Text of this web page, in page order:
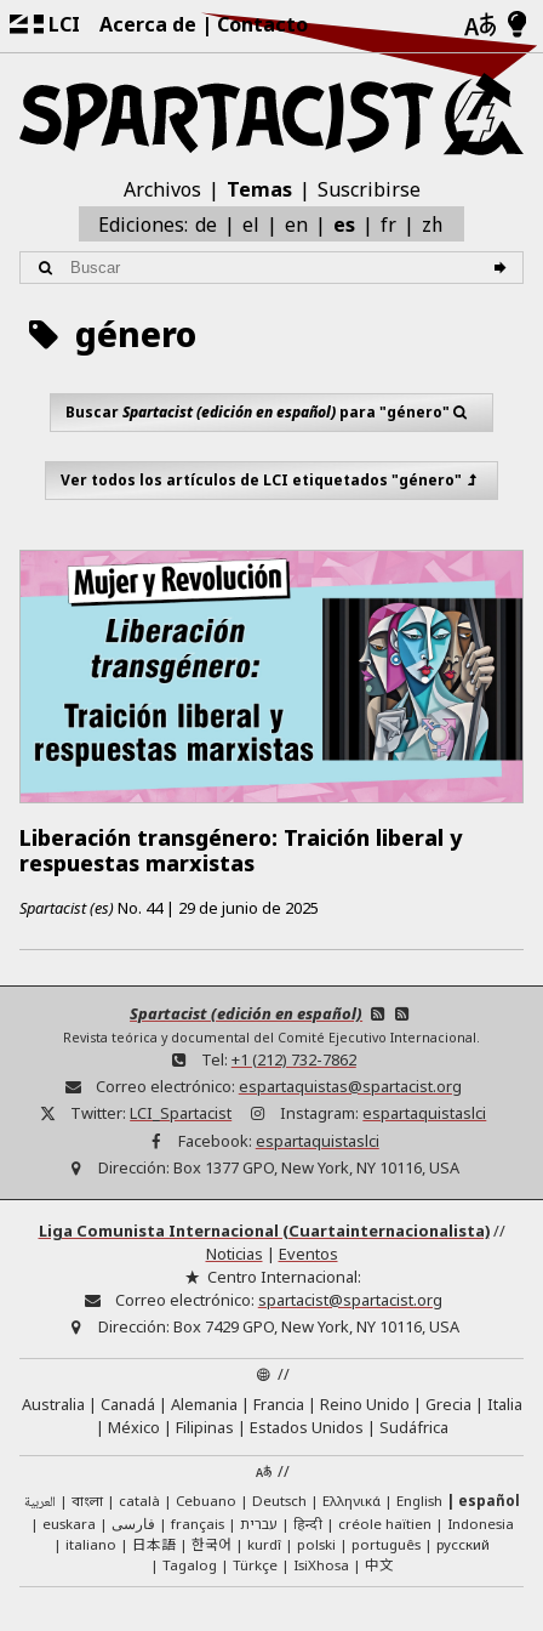
LCI Acerca de Contacto
Archivos Temas
Suscribirse
Ediciones: de el en es fr zh
género
BuscarSpartacist (edición en español) para "género"
Ver todos los artículos de LCI etiquetados "género"
Liberación transgénero: Traición liberal y
respuestas marxistas
Spartacist (es)No. 44 | 29 de junio de 2025
Spartacist (edición en español)
Revista teórica y documental del Comité Ejecutivo Internacional.
Tel: +1 (212) 732-7862
Correo electrónico: espartaquistas@spartacist.org
Twitter: LCI_Spartacist Instagram: espartaquistaslci
Facebook: espartaquistaslci
Dirección: Box 1377 GPO, New York, NY 10116, USA
Liga Comunista Internacional (Cuartainternacionalista)//
Noticias | Eventos
Centro Internacional:
Correo electrónico: spartacist@spartacist.org
Dirección: Box 7429 GPO, New York, NY 10116, USA
//
Australia
Canadá Alemania Francia Reino Unido Grecia
Italia
México
Filipinas Estados Unidos
Sudáfrica
//
العربية বাংলা català Cebuano Deutsch Ελληνικά English
español
euskara
فارسی français עברית हिन्दी créole haïtien
Indonesia
italiano
日本語 한국어 kurdî polski português
русский
Tagalog
Türkçe IsiXhosa 中文